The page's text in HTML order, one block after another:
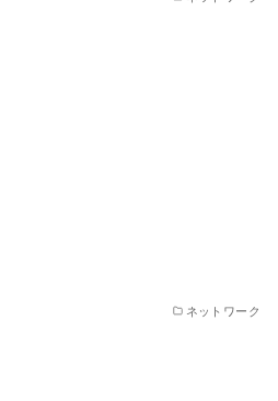
ネットワーク